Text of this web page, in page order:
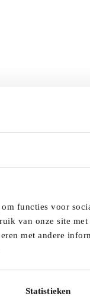
functies voor
van onze site
met andere
Statistieken